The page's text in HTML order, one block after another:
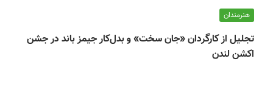
هنرمندان
تجلیل از کارگردان «جان سخت» و بدل‌کار جیمز باند در جشن
اکشن لندن